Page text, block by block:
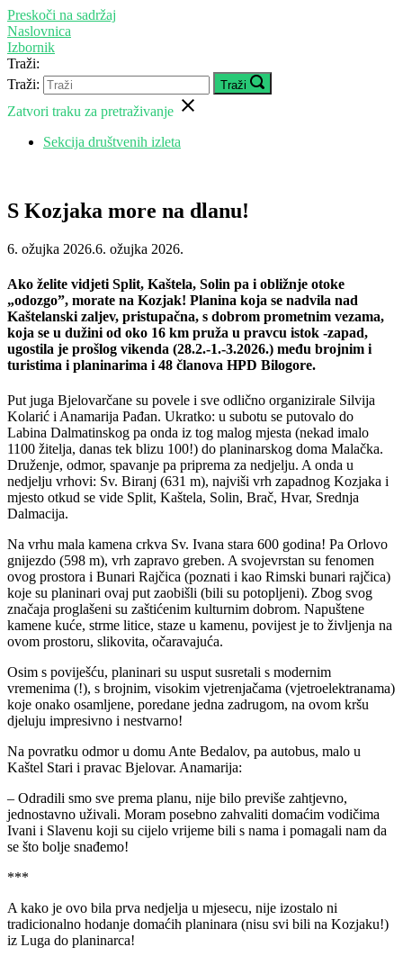
Preskoči na sadržaj
Naslovnica
Izbornik
Traži:
Traži:
Traži
Zatvori traku za pretraživanje
Sekcija društvenih izleta
S Kozjaka more na dlanu!
6. ožujka 2026.6. ožujka 2026.
Ako želite vidjeti Split, Kaštela, Solin pa i obližnje otoke
„odozgo”, morate na Kozjak! Planina koja se nadvila nad
Kaštelanski zaljev, pristupačna, s dobrom prometnim vezama,
koja se u dužini od oko 16 km pruža u pravcu istok -zapad,
ugostila je prošlog vikenda (28.2.-1.-3.2026.) među brojnim i
turistima i planinarima i 48 članova HPD Bilogore.
Put juga Bjelovarčane su povele i sve odlično organizirale Silvija
Kolarić i Anamarija Pađan. Ukratko: u subotu se putovalo do
Labina Dalmatinskog pa onda iz tog malog mjesta (nekad imalo
1100 žitelja, danas tek blizu 100!) do planinarskog doma Malačka.
Druženje, odmor, spavanje pa priprema za nedjelju. A onda u
nedjelju vrhovi: Sv. Biranj (631 m), najviši vrh zapadnog Kozjaka i
mjesto otkud se vide Split, Kaštela, Solin, Brač, Hvar, Srednja
Dalmacija.
Na vrhu mala kamena crkva Sv. Ivana stara 600 godina! Pa Orlovo
gnijezdo (598 m), vrh zapravo greben. A svojevrstan su fenomen
ovog prostora i Bunari Rajčica (poznati i kao Rimski bunari rajčica)
koje su planinari ovaj put zaobišli (bili su potopljeni). Zbog svog
značaja proglašeni su zaštićenim kulturnim dobrom. Napuštene
kamene kuće, strme litice, staze u kamenu, povijest je to življenja na
ovom prostoru, slikovita, očaravajuća.
Osim s poviješću, planinari su usput susretali s modernim
vremenima (!), s brojnim, visokim vjetrenjačama (vjetroelektranama)
koje onako osamljene, poredane jedna zadrugom, na ovom kršu
djeluju impresivno i nestvarno!
Na povratku odmor u domu Ante Bedalov, pa autobus, malo u
Kaštel Stari i pravac Bjelovar. Anamarija:
– Odradili smo sve prema planu, nije bilo previše zahtjevno,
jednostavno uživali. Moram posebno zahvaliti domaćim vodičima
Ivani i Slavenu koji su cijelo vrijeme bili s nama i pomagali nam da
se što bolje snađemo!
***
A kako je ovo bila prva nedjelja u mjesecu, nije izostalo ni
tradicionalno hodanje domaćih planinara (nisu svi bili na Kozjaku!)
iz Luga do planinarca!